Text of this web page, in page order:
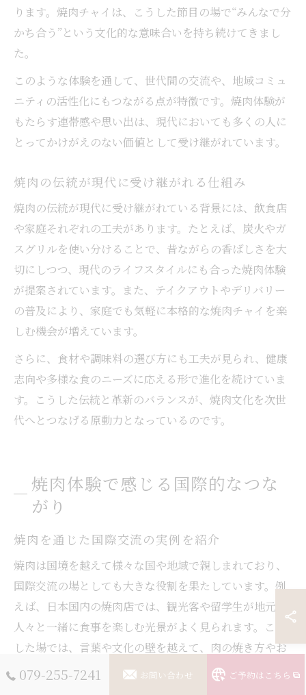
ります。焼肉チャイは、こうした節目の場で“みんなで分
かち合う”という文化的な意味合いを持ち続けてきまし
た。
このような体験を通して、世代間の交流や、地域コミュ
ニティの活性化にもつながる点が特徴です。焼肉体験が
もたらす連帯感や思い出は、現代においても多くの人に
とってかけがえのない価値として受け継がれています。
焼肉の伝統が現代に受け継がれる仕組み
焼肉の伝統が現代に受け継がれている背景には、飲食店
や家庭それぞれの工夫があります。たとえば、炭火やガ
スグリルを使い分けることで、昔ながらの香ばしさを大
切にしつつ、現代のライフスタイルにも合った焼肉体験
が提案されています。また、テイクアウトやデリバリー
の普及により、家庭でも気軽に本格的な焼肉チャイを楽
しむ機会が増えています。
さらに、食材や調味料の選び方にも工夫が見られ、健康
志向や多様な食のニーズに応える形で進化を続けていま
す。こうした伝統と革新のバランスが、焼肉文化を次世
代へとつなげる原動力となっているのです。
焼肉体験で感じる国際的なつな
がり
焼肉を通じた国際交流の実例を紹介
焼肉は国境を越えて様々な国や地域で親しまれており、
国際交流の場としても大きな役割を果たしています。例
えば、日本国内の焼肉店では、観光客や留学生が地元の
人々と一緒に食事を楽しむ光景がよく見られます。こう
した場では、言葉や文化の壁を越えて、肉の焼き方やお
すすめメニューを教え合うなど、自然なコミュニケーシ
079-255-7241 お問い合わせ ご予約はこちら